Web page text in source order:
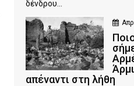
δένδρου...
απέναντι στη λήθη